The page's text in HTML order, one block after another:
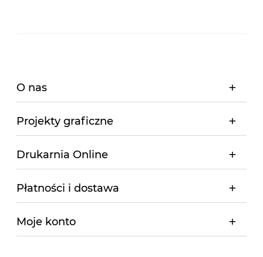
O nas
Projekty graficzne
Drukarnia Online
Płatności i dostawa
Moje konto